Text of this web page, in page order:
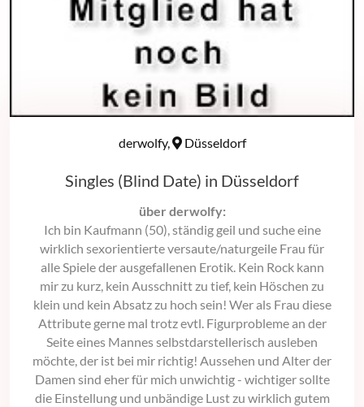
derwolfy, Düsseldorf
Singles (Blind Date) in Düsseldorf
über derwolfy:
Ich bin Kaufmann (50), ständig geil und suche eine
wirklich sexorientierte versaute/naturgeile Frau für
alle Spiele der ausgefallenen Erotik. Kein Rock kann
mir zu kurz, kein Ausschnitt zu tief, kein Höschen zu
klein und kein Absatz zu hoch sein! Wer als Frau diese
Attribute gerne mal trotz evtl. Figurprobleme an der
Seite eines Mannes selbstdarstellerisch ausleben
möchte, der ist bei mir richtig! Aussehen und Alter der
Damen sind eher für mich unwichtig - wichtiger sollte
die Einstellung und unbändige Lust zu wirklich gutem